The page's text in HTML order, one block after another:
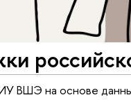
ВШЭ на основе